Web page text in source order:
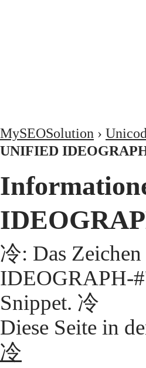
MySEOSolution ›
UNIFIED
冷: Das
IDEOGRAPH-
Snippet. 冷
Diese Seite in
冷